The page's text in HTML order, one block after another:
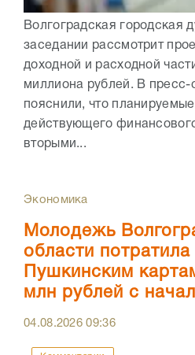
Волгоградская городская
заседании рассмотрит
доходной и расходной
миллиона рублей. В
пояснили, что
действующего
вторыми...
Экономика
Молодежь
области потратила
Пушкинским
млн рублей с
04.08.202609:36